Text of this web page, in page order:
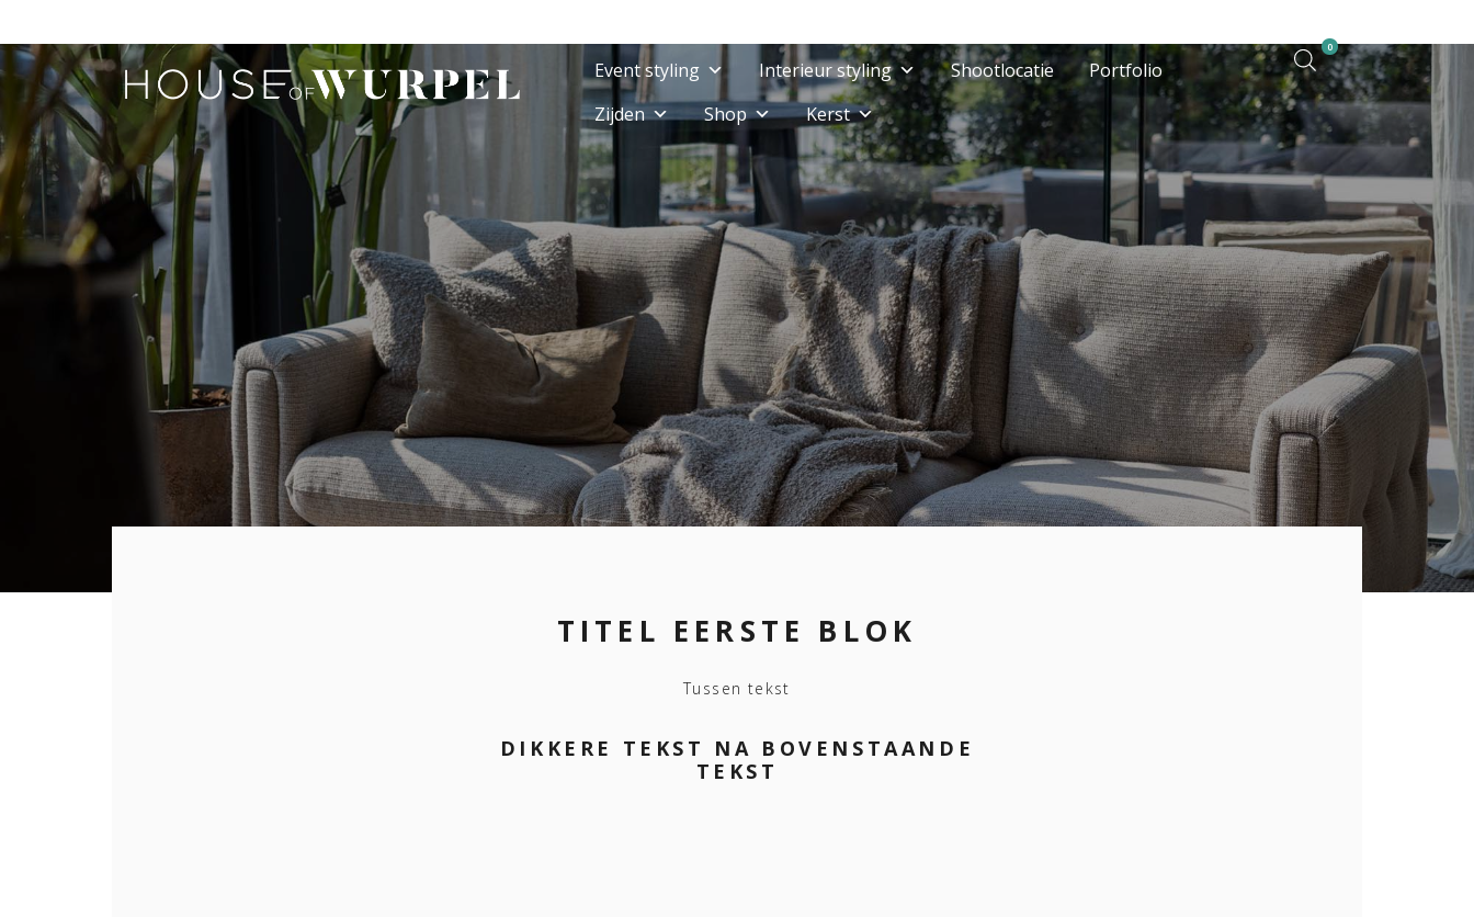
Event styling Interieur styling Shootlocatie
Portfolio
Zijden
Shop Kerst
0
TITEL EERSTE BLOK
Tussen tekst
DIKKERE TEKST NA BOVENSTAANDE
TEKST